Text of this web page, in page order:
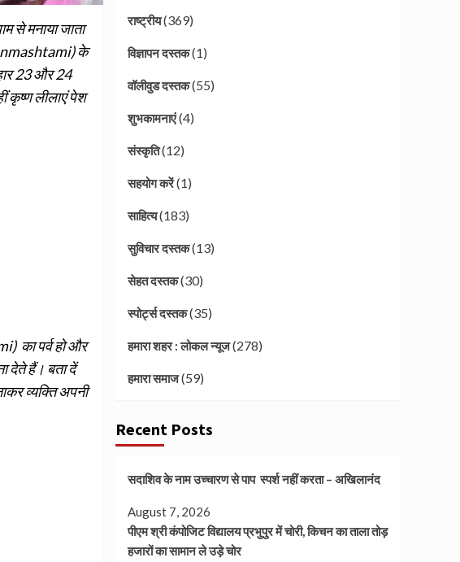
से मनाया जाता
के
23 और 24
कृष्ण लीलाएं पेश
का पर्व हो और
देते हैं। बता दें
व्यक्ति अपनी
राष्ट्रीय(369)
विज्ञापन दस्तक(1)
वॉलीवुड दस्तक(55)
शुभकामनाएं(4)
संस्कृति(12)
सहयोग करें(1)
साहित्य(183)
सुविचार दस्तक(13)
सेहत दस्तक(30)
स्पोर्ट्स दस्तक(35)
हमारा शहर : लोकल न्यूज(278)
हमारा समाज(59)
Recent Posts
सदाशिव के नाम उच्चारण से पाप स्पर्श नहीं करता – अखिलानंद
August 7, 2026
पीएम श्री कंपोजिट विद्यालय प्रभुपुर में चोरी, किचन का ताला तोड़
हजारों का सामान ले उड़े चोर